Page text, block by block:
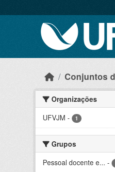
Conjuntos
Organizações
UFVJM - 1
Grupos
Pessoal docente e... -